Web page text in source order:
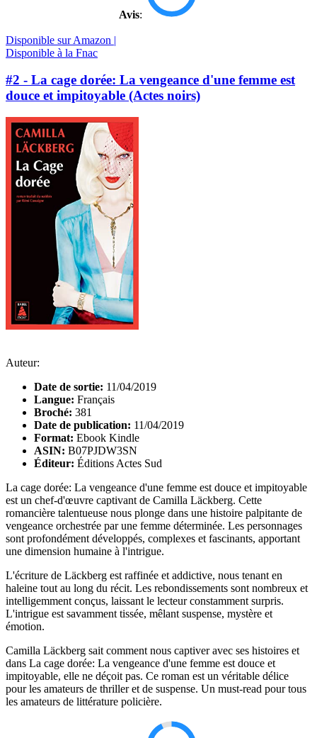
Avis:
Disponible sur Amazon |
Disponible à la Fnac
#2 - La cage dorée: La vengeance d'une femme est
douce et impitoyable (Actes noirs)
Auteur:
Date de sortie: 11/04/2019
Langue: Français
Broché: 381
Date de publication: 11/04/2019
Format: Ebook Kindle
ASIN: B07PJDW3SN
Éditeur: Éditions Actes Sud
La cage dorée: La vengeance d'une femme est douce et impitoyable
est un chef-d'œuvre captivant de Camilla Läckberg. Cette
romancière talentueuse nous plonge dans une histoire palpitante de
vengeance orchestrée par une femme déterminée. Les personnages
sont profondément développés, complexes et fascinants, apportant
une dimension humaine à l'intrigue.
L'écriture de Läckberg est raffinée et addictive, nous tenant en
haleine tout au long du récit. Les rebondissements sont nombreux et
intelligemment conçus, laissant le lecteur constamment surpris.
L'intrigue est savamment tissée, mêlant suspense, mystère et
émotion.
Camilla Läckberg sait comment nous captiver avec ses histoires et
dans La cage dorée: La vengeance d'une femme est douce et
impitoyable, elle ne déçoit pas. Ce roman est un véritable délice
pour les amateurs de thriller et de suspense. Un must-read pour tous
les amateurs de littérature policière.